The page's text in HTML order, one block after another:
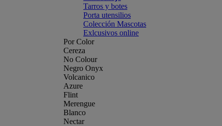
Tarros y botes
Porta utensilios
Colección Mascotas
Exlcusivos online
Por Color
Cereza
No Colour
Negro Onyx
Volcanico
Azure
Flint
Merengue
Blanco
Nectar